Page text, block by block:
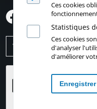
Ces cookies
Statistiques
Ces cookies
d'analyser
d'améliorer